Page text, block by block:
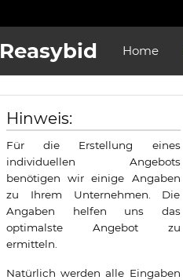
Reasybid Home
Hinweis:
Für die Erstellung eines
individuellen Angebots
benötigen wir einige Angaben
zu Ihrem Unternehmen. Die
Angaben helfen uns das
optimalste Angebot zu
ermitteln.
Natürlich werden alle Eingaben